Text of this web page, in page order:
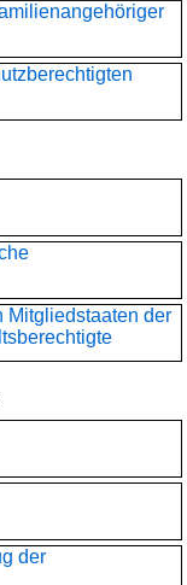
Mitgliedstaaten der
der